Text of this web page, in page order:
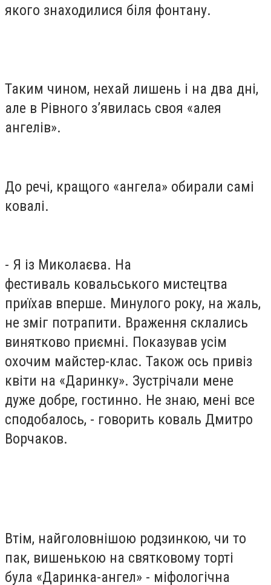
якого знаходилися біля фонтану.
Таким чином, нехай лишень і на два дні,
але в Рівного з’явилась своя «алея
ангелів».
До речі, кращого «ангела» обирали самі
ковалі.
- Я із Миколаєва. На
фестиваль ковальського мистецтва
приїхав вперше. Минулого року, на жаль,
не зміг потрапити. Враження склались
винятково приємні. Показував усім
охочим майстер-клас. Також ось привіз
квіти на «Даринку». Зустрічали мене
дуже добре, гостинно. Не знаю, мені все
сподобалось, - говорить коваль Дмитро
Ворчаков.
Втім, найголовнішою родзинкою, чи то
пак, вишенькою на святковому торті
була «Даринка-ангел» - міфологічна